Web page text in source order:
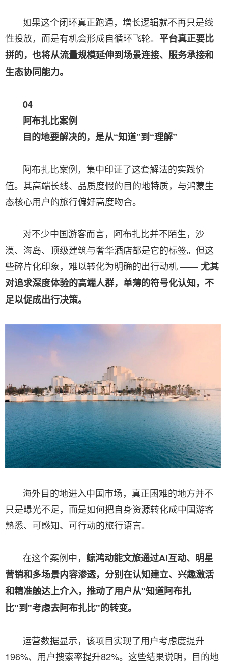
如果这个闭环真正跑通，增长逻辑就不再只是线
性投放，而是有机会形成自循环飞轮。 平台真正要比
拼的，也将从流量规模延伸到场景连接、服务承接和
生态协同能力。
04
阿布扎比案例
目的地要解决的，是从“知道”到“理解”
阿布扎比案例，集中印证了这套解法的实践价
值。其高端长线、品质度假的目的地特质，与鸿蒙生
态核心用户的旅行偏好高度吻合。
对不少中国游客而言，阿布扎比并不陌生，沙
漠、海岛、顶级建筑与奢华酒店都是它的标签。但这
些碎片化印象，难以转化为明确的出行动机 ——尤其
对追求深度体验的高端人群，单薄的符号化认知，不
足以促成出行决策。
海外目的地进入中国市场，真正困难的地方并不
只是曝光不足，而是如何把自身资源转化成中国游客
熟悉、可感知、可行动的旅行语言。
在这个案例中， 鲸鸿动能文旅通过AI互动、明星
营销和多场景内容渗透，分别在认知建立、兴趣激活
和精准触达上介入，推动了用户从"知道阿布扎
比"到"考虑去阿布扎比"的转变。
运营数据显示，该项目实现了用户考虑度提升
196%、用户搜索率提升82%。这些结果说明，目的地